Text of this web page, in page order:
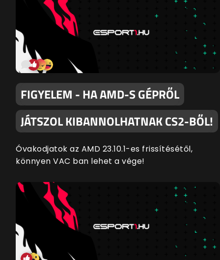
FIGYELEM - HA AMD-S GÉPRŐL
JÁTSZOL KIBANNOLHATNAK CS2-BŐL!
Óvakodjatok az AMD 23.10.1-es frissítésétől,
könnyen VAC ban lehet a vége!